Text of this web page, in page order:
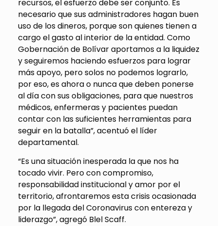
recursos, el esfuerzo debe ser conjunto. Es
necesario que sus administradores hagan buen
uso de los dineros, porque son quienes tienen a
cargo el gasto al interior de la entidad. Como
Gobernación de Bolívar aportamos a la liquidez
y seguiremos haciendo esfuerzos para lograr
más apoyo, pero solos no podemos lograrlo,
por eso, es ahora o nunca que deben ponerse
al día con sus obligaciones, para que nuestros
médicos, enfermeras y pacientes puedan
contar con las suficientes herramientas para
seguir en la batalla”, acentuó el líder
departamental.
“Es una situación inesperada la que nos ha
tocado vivir. Pero con compromiso,
responsabilidad institucional y amor por el
territorio, afrontaremos esta crisis ocasionada
por la llegada del Coronavirus con entereza y
liderazgo”, agregó Blel Scaff.